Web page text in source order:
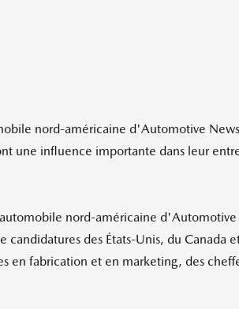
nord-américaine d'Automotive
une influence importante dans leur
nord-américaine
des États-Unis, du Canada
en fabrication et en marketing, des